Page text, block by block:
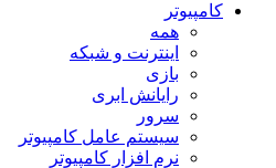
کامپیوتر
همه
اینترنت و شبکه
بازی
رایانش ابری
سرور
سیستم عامل کامپیوتر
نرم افزار کامپیوتر